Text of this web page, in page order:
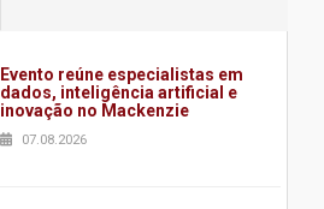
Evento reúne especialistas em
dados, inteligência artificial e
inovação no Mackenzie
07.08.2026